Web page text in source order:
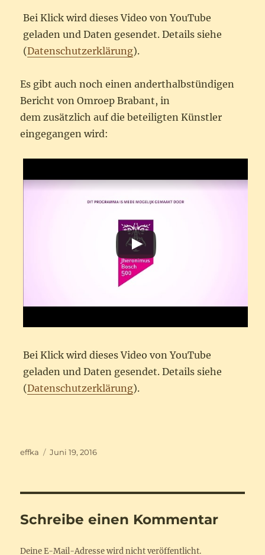
Bei Klick wird dieses Video von YouTube
geladen und Daten gesendet. Details siehe
(Datenschutzerklärung).
Es gibt auch noch einen anderthalbstündigen
Bericht von Omroep Brabant, in
dem zusätzlich auf die beteiligten Künstler
eingegangen wird:
Bei Klick wird dieses Video von YouTube
geladen und Daten gesendet. Details siehe
(Datenschutzerklärung).
Autor
effka
Veröffentlicht
Juni 19, 2016
Schreibe einen Kommentar
Deine E-Mail-Adresse wird nicht veröffentlicht.